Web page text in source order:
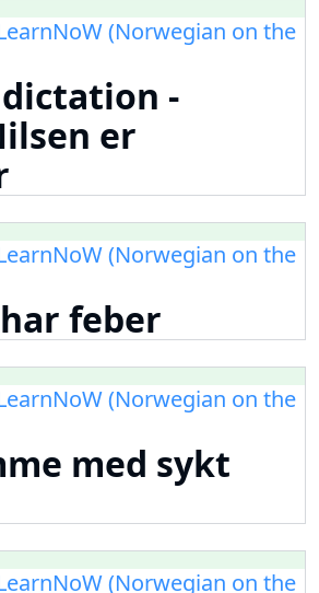
(Norwegian on the
-
er
(Norwegian on the
feber
(Norwegian on the
med sykt
(Norwegian on the